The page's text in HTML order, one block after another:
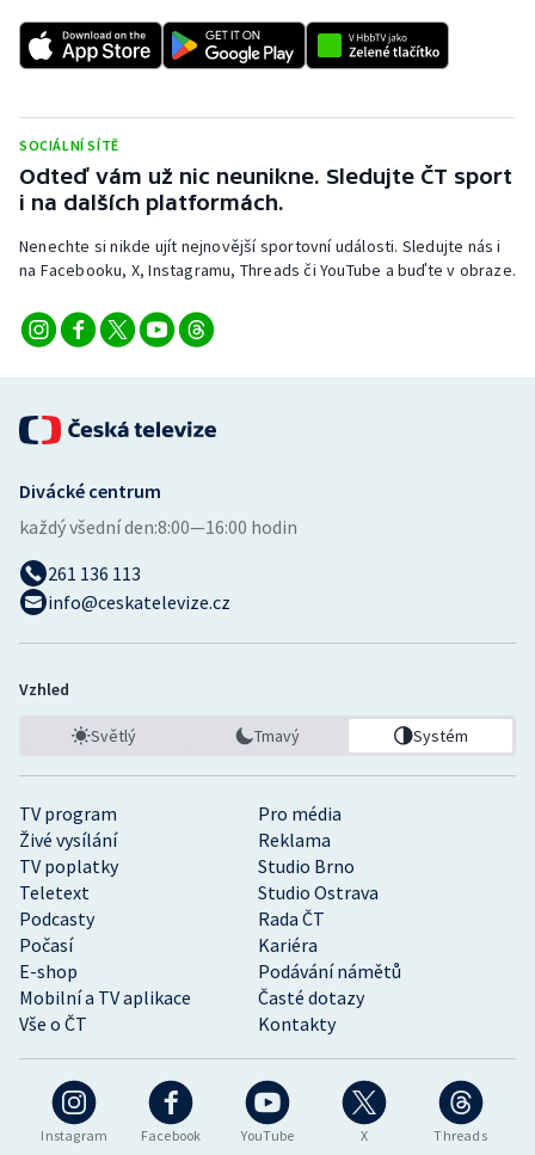
Sportovní střelba
Veslování
Vodní slalom
Volejbal
SOCIÁLNÍ SÍTĚ
Odteď vám už nic neunikne. Sledujte ČT sport
i na dalších platformách.
Nenechte si nikde ujít nejnovější sportovní události. Sledujte nás i
na Facebooku, X, Instagramu, Threads či YouTube a buďte v obraze.
Instagram Facebook YouTube X Threads
TV program
Pro média
Živé vysílání
Reklama
TV poplatky
Studio Brno
Teletext
Studio Ostrava
Podcasty
Rada ČT
Počasí
Kariéra
E-shop
Podávání námětů
Mobilní a TV aplikace
Časté dotazy
Vše o ČT
Kontakty
Divácké centrum
každý všední den:8:00—16:00 hodin
261 136 113
info@ceskatelevize.cz
Vzhled
Světlý Tmavý Systém